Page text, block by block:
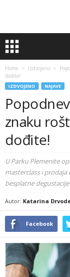
Home Izdvojeno
dođite!
IZDVOJENO NAJAVE
znaku
dođite!
U Parku Plemenite
masterclass i
besplatne
Autor: Katarina
Facebook